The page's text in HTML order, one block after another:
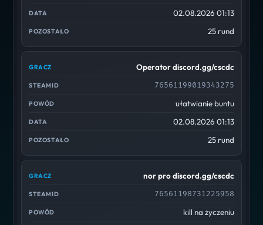
02.08.2026 01:13
25 rund
Operator discord.gg/cscdc
76561199019343275
ułatwianie buntu
02.08.2026 01:13
25 rund
nor pro discord.gg/cscdc
76561198731225958
kill na życzeniu